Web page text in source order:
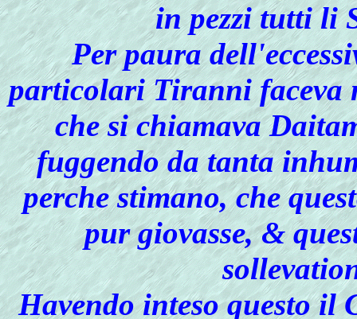
in pezzi tutti li
Per paura
particolari Tiranni faceva
che si chiamava
fuggendo da tanta
perche stimano, che
pur giovasse, &
Havendo inteso questo